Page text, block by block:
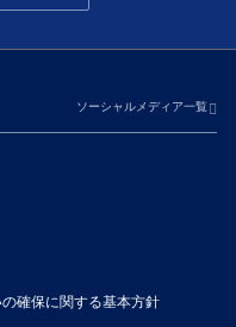
ソーシャルメディア一覧
確保に関する基本方針